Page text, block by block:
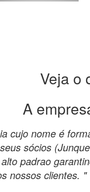
Veja o
A
cujo nome é
sócios
padrao
nossos clientes. "